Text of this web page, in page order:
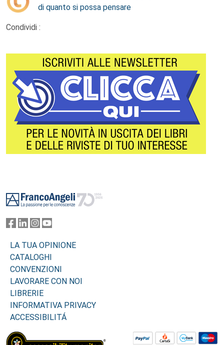
di quanto si possa pensare
Condividi :
LA TUA OPINIONE
CATALOGHI
CONVENZIONI
LAVORARE CON NOI
LIBRERIE
INFORMATIVA PRIVACY
ACCESSIBILITÁ